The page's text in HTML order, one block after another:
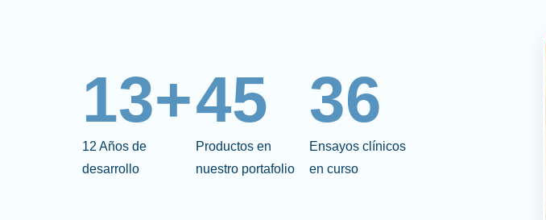
13+
12 Años de
desarrollo
45
Productos en
nuestro portafolio
36
Ensayos clínicos
en curso